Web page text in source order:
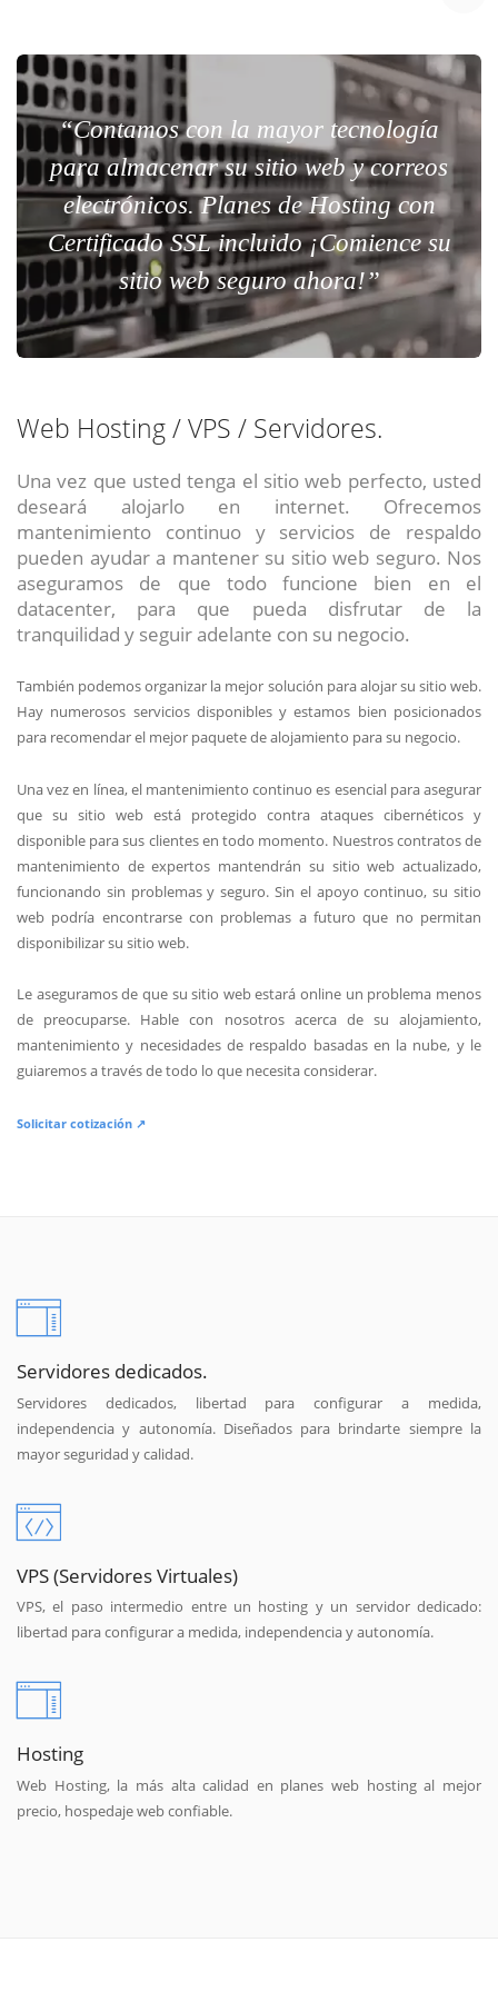
“Contamos con la mayor tecnología
para almacenar su sitio web y correos
electrónicos. Planes de Hosting con
Certificado SSL incluido ¡Comience su
sitio web seguro ahora!”
Web Hosting / VPS / Servidores.
Una vez que usted tenga el sitio web perfecto, usted
deseará alojarlo en internet. Ofrecemos
mantenimiento continuo y servicios de respaldo
pueden ayudar a mantener su sitio web seguro. Nos
aseguramos de que todo funcione bien en el
datacenter, para que pueda disfrutar de la
tranquilidad y seguir adelante con su negocio.
También podemos organizar la mejor solución para alojar su sitio web.
Hay numerosos servicios disponibles y estamos bien posicionados
para recomendar el mejor paquete de alojamiento para su negocio.
Una vez en línea, el mantenimiento continuo es esencial para asegurar
que su sitio web está protegido contra ataques cibernéticos y
disponible para sus clientes en todo momento. Nuestros contratos de
mantenimiento de expertos mantendrán su sitio web actualizado,
funcionando sin problemas y seguro. Sin el apoyo continuo, su sitio
web podría encontrarse con problemas a futuro que no permitan
disponibilizar su sitio web.
Le aseguramos de que su sitio web estará online un problema menos
de preocuparse. Hable con nosotros acerca de su alojamiento,
mantenimiento y necesidades de respaldo basadas en la nube, y le
guiaremos a través de todo lo que necesita considerar.
Solicitar cotización ↗
Servidores dedicados.
Servidores dedicados, libertad para configurar a medida,
independencia y autonomía. Diseñados para brindarte siempre la
mayor seguridad y calidad.
VPS (Servidores Virtuales)
VPS, el paso intermedio entre un hosting y un servidor dedicado:
libertad para configurar a medida, independencia y autonomía.
Hosting
Web Hosting, la más alta calidad en planes web hosting al mejor
precio, hospedaje web confiable.